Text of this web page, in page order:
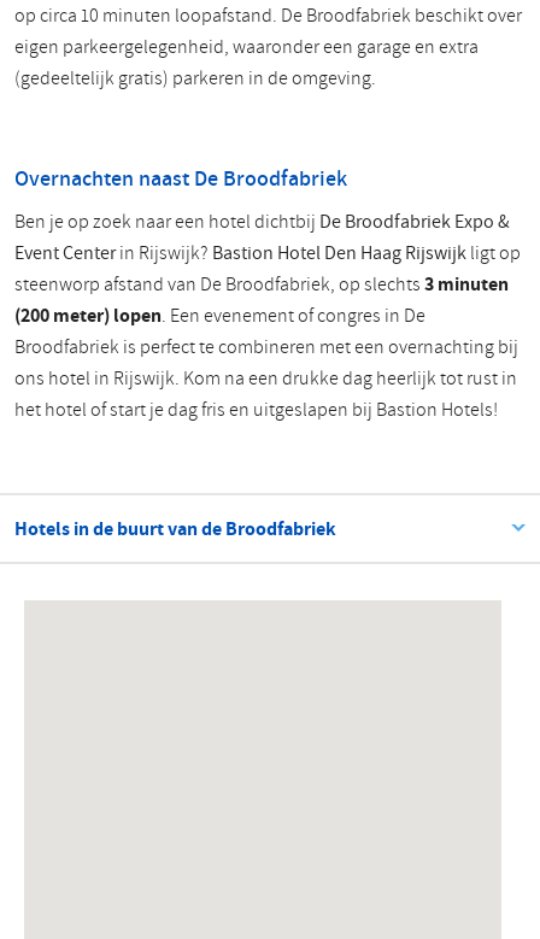
op circa 10 minuten loopafstand. De Broodfabriek beschikt over
eigen parkeergelegenheid, waaronder een garage en extra
(gedeeltelijk gratis) parkeren in de omgeving.
Overnachten naast De Broodfabriek
Ben je op zoek naar een hotel dichtbij De Broodfabriek Expo &
Event Centerin Rijswijk? Bastion Hotel Den Haag Rijswijkligt op
steenworp afstand van De Broodfabriek, op slechts3 minuten
(200 meter) lopen. Een evenement of congres in De
Broodfabriek is perfect te combineren met een overnachting bij
ons hotel in Rijswijk. Kom na een drukke dag heerlijk tot rust in
het hotel of start je dag fris en uitgeslapen bij Bastion Hotels!
Hotels in de buurt van de Broodfabriek